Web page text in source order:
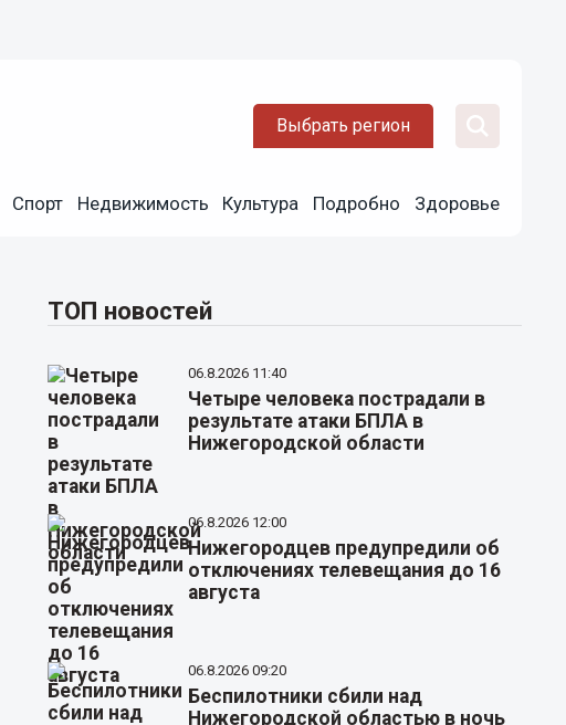
Выбрать регион
Спорт Недвижимость Культура Подробно Здоровье
ТОП новостей
06.8.2026 11:40
Четыре человека пострадали в
результате атаки БПЛА в
Нижегородской области
06.8.2026 12:00
Нижегородцев предупредили об
отключениях телевещания до 16
августа
06.8.2026 09:20
Беспилотники сбили над
Нижегородской областью в ночь